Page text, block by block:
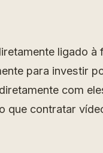
ligado
para investir
com
que contratar